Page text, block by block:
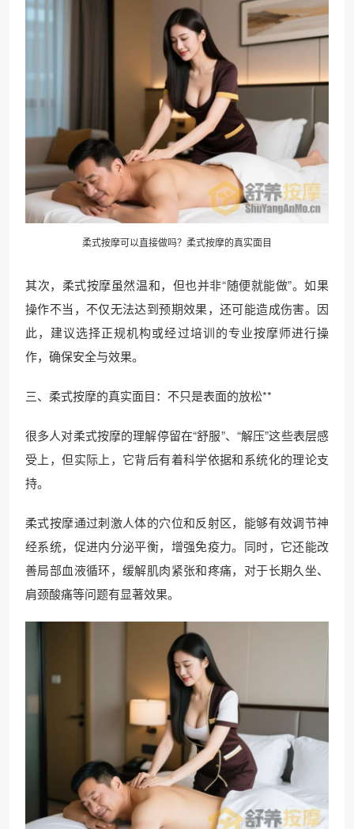
柔式按摩可以直接做吗？柔式按摩的真实面目
其次，柔式按摩虽然温和，但也并非“随便就能做”。如果
操作不当，不仅无法达到预期效果，还可能造成伤害。因
此，建议选择正规机构或经过培训的专业按摩师进行操
作，确保安全与效果。
三、柔式按摩的真实面目：不只是表面的放松**
很多人对柔式按摩的理解停留在“舒服”、“解压”这些表层感
受上，但实际上，它背后有着科学依据和系统化的理论支
持。
柔式按摩通过刺激人体的穴位和反射区，能够有效调节神
经系统，促进内分泌平衡，增强免疫力。同时，它还能改
善局部血液循环，缓解肌肉紧张和疼痛，对于长期久坐、
肩颈酸痛等问题有显著效果。